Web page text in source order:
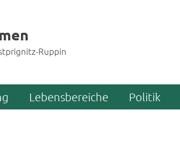
Ruppin
Lebensbereiche Politik